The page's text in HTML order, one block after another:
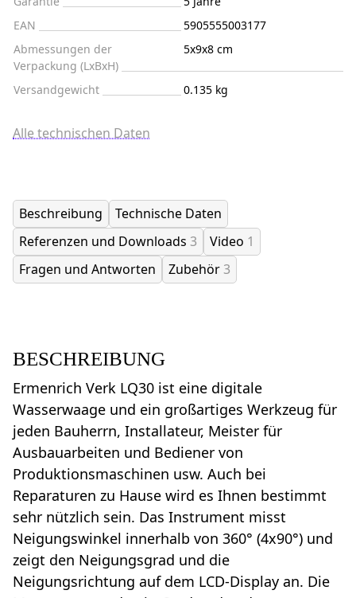
EAN
5905555003177
Abmessungen der
Verpackung (LxBxH)
5x9x8 cm
Versandgewicht 0.135 kg
Alle technischen Daten
Beschreibung
Technische Daten
Referenzen und Downloads 3 Video 1
Fragen und Antworten
Zubehör3
BESCHREIBUNG
Ermenrich Verk LQ30 ist eine digitale
Wasserwaage und ein großartiges Werkzeug für
jeden Bauherrn, Installateur, Meister für
Ausbauarbeiten und Bediener von
Produktionsmaschinen usw. Auch bei
Reparaturen zu Hause wird es Ihnen bestimmt
sehr nützlich sein. Das Instrument misst
Neigungswinkel innerhalb von 360° (4x90°) und
zeigt den Neigungsgrad und die
Neigungsrichtung auf dem LCD-Display an. Die